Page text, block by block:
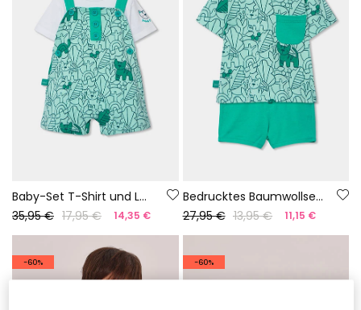
Baby-Set T-Shirt und Latzhose grüner Print
35,95 € 17,95 € 14,35 €
Bedrucktes Baumwollset für Babys
27,95 € 13,95 € 11,15 €
-60% -60%